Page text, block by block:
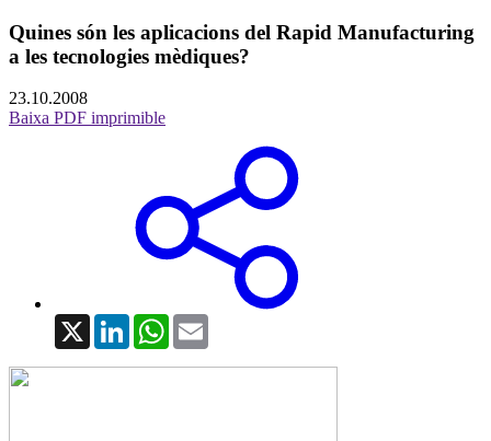
Quines són les aplicacions del Rapid Manufacturing
a les tecnologies mèdiques?
23.10.2008
Baixa PDF imprimible
X LinkedInWhatsApp